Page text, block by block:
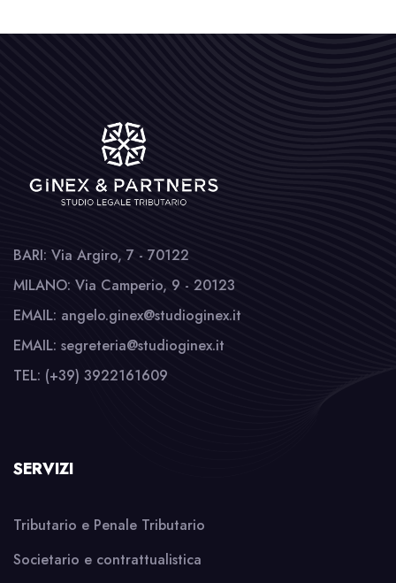
BARI: Via Argiro, 7 - 70122
MILANO: Via Camperio, 9 - 20123
EMAIL: angelo.ginex@studioginex.it
EMAIL: segreteria@studioginex.it
TEL: (+39) 3922161609
SERVIZI
Tributario e Penale Tributario
Societario e contrattualistica